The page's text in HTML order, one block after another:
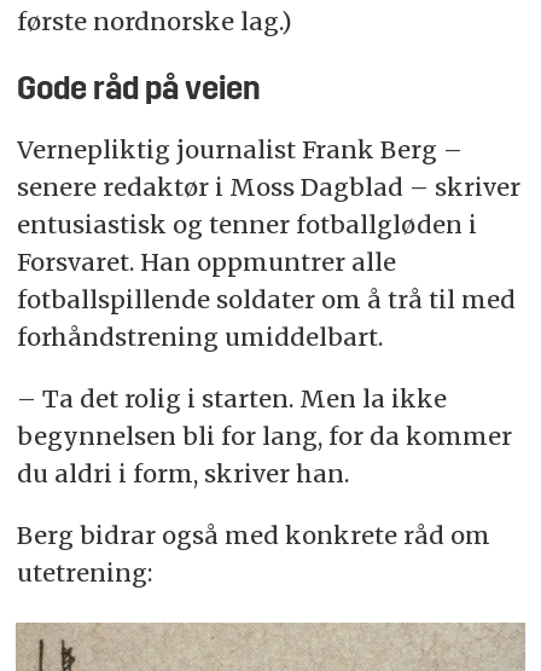
første nordnorske lag.)
Gode råd på veien
Vernepliktig journalist Frank Berg –
senere redaktør i Moss Dagblad – skriver
entusiastisk og tenner fotballgløden i
Forsvaret. Han oppmuntrer alle
fotballspillende soldater om å trå til med
forhåndstrening umiddelbart.
– Ta det rolig i starten. Men la ikke
begynnelsen bli for lang, for da kommer
du aldri i form, skriver han.
Berg bidrar også med konkrete råd om
utetrening: